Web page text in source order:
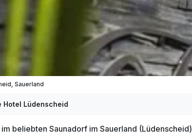
bis Dezember
Sauerland
Hotel Lüdenscheid
beliebten Saunadorf im Sauerland (Lüdenscheid)